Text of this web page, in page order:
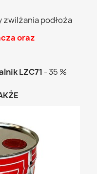
podłoża
oraz
LZC71 - 35 %